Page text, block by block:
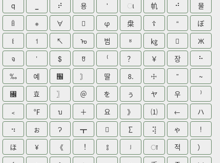
q
⠞ 용 ʹ ા 㠶 ⠚
물
ꈧ
※ ∀  φ 㭧 ☦ “
ぼ
꒲
˦ ↖ ᠤ 범 ʶ ㎏ 
Ж
จ
ʽ $ ꆧ ⁽ ？ ￥ 장
⠓
‰
예 ׬ 〙 딸 ⒏ ☩ ”
~
꧜
효 〗 ＠ を ぅ ヤ 우
⁾
﹤
℉ บ ＋ 요 》 ⑴ ←
ハ
⠲
ぉ Ɂ ┳  ∑ ⢽ ゃ
!
ほ
¥ 《 ︕ ༔ ʲ ा 적
）